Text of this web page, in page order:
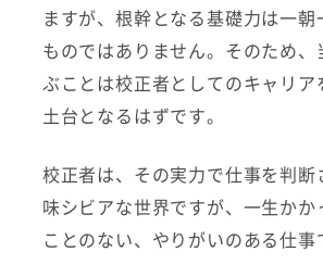
ますが、根幹となる基礎力は一朝
ものではありません。そのため、
ぶことは校正者としてのキャリア
土台となるはずです。
校正者は、その実力で仕事を判断
味シビアな世界ですが、一生かか
ことのない、やりがいのある仕事